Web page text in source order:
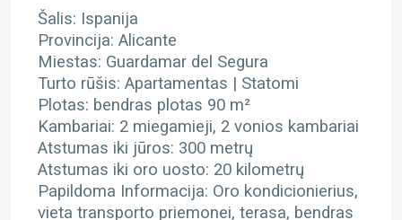
Šalis: Ispanija
Provincija: Alicante
Miestas: Guardamar del Segura
Turto rūšis: Apartamentas | Statomi
Plotas: bendras plotas 90 m²
Kambariai: 2 miegamieji, 2 vonios kambariai
Atstumas iki jūros: 300 metrų
Atstumas iki oro uosto: 20 kilometrų
Papildoma Informacija: Oro kondicionierius,
vieta transporto priemonei, terasa, bendras